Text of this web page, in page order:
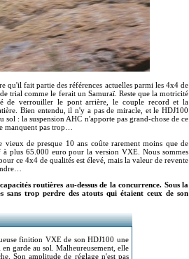
qu'il fait partie des références actuelles parmi les 4x4 de
trial comme le ferait un Samuraï. Reste que la motricité
de verrouiller le pont arrière, le couple record et la
Bien entendu, il n'y a pas de miracle, et le HDJ100
sol : la suspension AHC n'apporte pas grand-chose de ce
manquent pas trop…
vieux de presque 10 ans coûte rarement moins que de
plus 65.000 euro pour la version VXE. Nous sommes
ce 4x4 de qualités est élevé, mais la valeur de revente
routières au-dessus de la concurrence. Sous la
sans trop perdre des atouts qui étaient ceux de son
finition VXE de son HDJ100 une
garde au sol. Malheureusement, elle
Son amplitude de réglage n'est pas